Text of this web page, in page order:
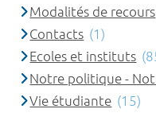
Modalités de recours
Contacts (1)
Ecoles et instituts
Notre politique -
Vie étudiante (15)